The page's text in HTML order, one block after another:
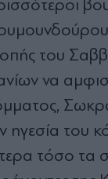
του
να
ηγεσία του
τόσο τα